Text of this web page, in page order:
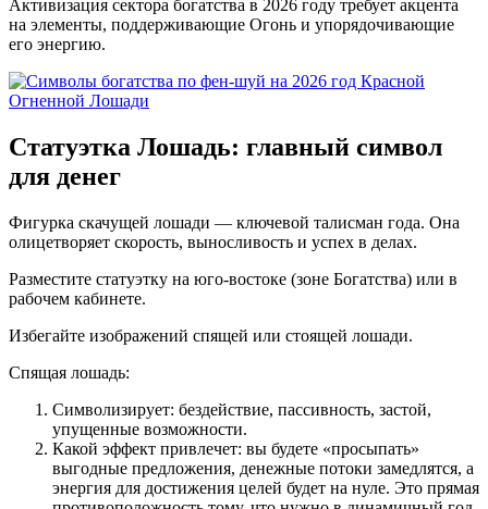
Активизация сектора богатства в 2026 году требует акцента
на элементы, поддерживающие Огонь и упорядочивающие
его энергию.
Статуэтка Лошадь: главный символ
для денег
Фигурка скачущей лошади — ключевой талисман года. Она
олицетворяет скорость, выносливость и успех в делах.
Разместите статуэтку на юго-востоке (зоне Богатства) или в
рабочем кабинете.
Избегайте изображений спящей или стоящей лошади.
Спящая лошадь:
Символизирует: бездействие, пассивность, застой,
упущенные возможности.
Какой эффект привлечет: вы будете «просыпать»
выгодные предложения, денежные потоки замедлятся, а
энергия для достижения целей будет на нуле. Это прямая